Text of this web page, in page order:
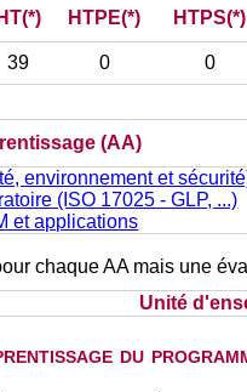
HT(*) HTPE(*) HTPS(*)
39 0 0
(AA)
environnement et
(ISO 17025 - GLP, ...)
et applications
chaque AA mais une
Unité
du